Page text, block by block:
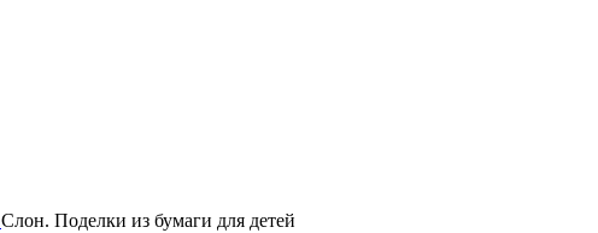
Слон. Поделки из бумаги для детей